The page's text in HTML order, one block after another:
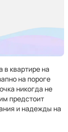
квартире на
на пороге
никогда не
предстоит
и надежды на